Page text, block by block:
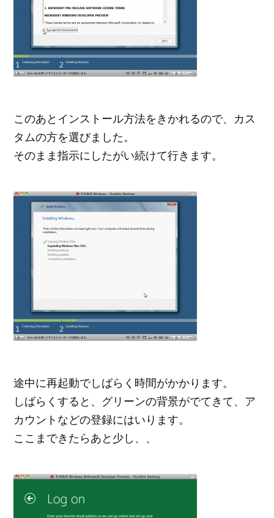
このあとインストール方法をきかれるので、カス
タムの方を選びました。
そのまま指示にしたがい続けて行きます。
途中に再起動でしばらく時間がかかります。
しばらくすると、グリーンの背景がでてきて、ア
カウントなどの登録にはいります。
ここまできたらあと少し、、